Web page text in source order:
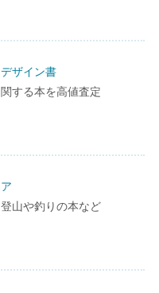
ザイン書
する本を高値査定
山や釣りの本など